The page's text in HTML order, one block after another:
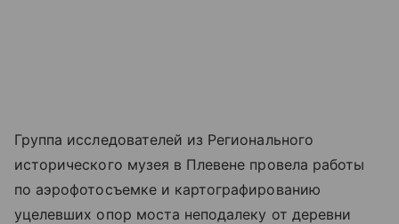
Группа исследователей из Регионального
исторического музея в Плевене провела работы
по аэрофотосъемке и картографированию
уцелевших опор моста неподалеку от деревни